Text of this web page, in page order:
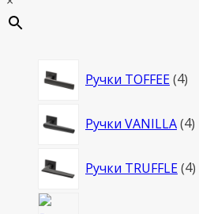
Ручки TOFFEE 44
Ручки VANILLA 44
Ручки TRUFFLE 44